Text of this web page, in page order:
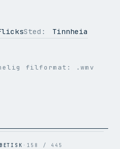
240
Sted:
Tinnheia
filformat: .wmv
· 158 / 445